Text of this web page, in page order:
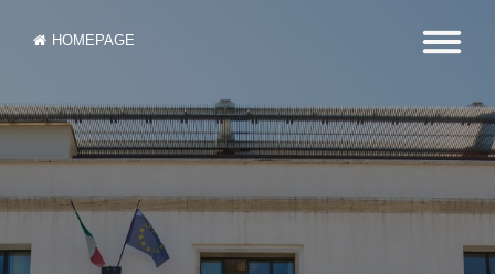
HOMEPAGE